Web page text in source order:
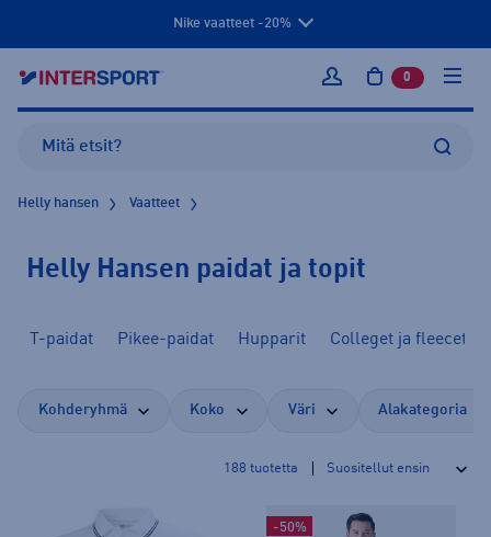
Nike vaatteet -20%
Kirjaudu sisään
0 tuotetta
Helly hansen Vaatteet
Helly Hansen paidat ja topit
T-paidat Pikee-paidat Hupparit Colleget ja fleecet
Kohderyhmä Koko Väri Alakategoria
188 tuotetta
-50%